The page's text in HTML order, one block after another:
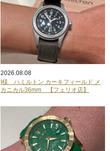
2026.08.08
I様 ハミルトン カーキフィールド メ
カニカル36mm 【フェリオ店】